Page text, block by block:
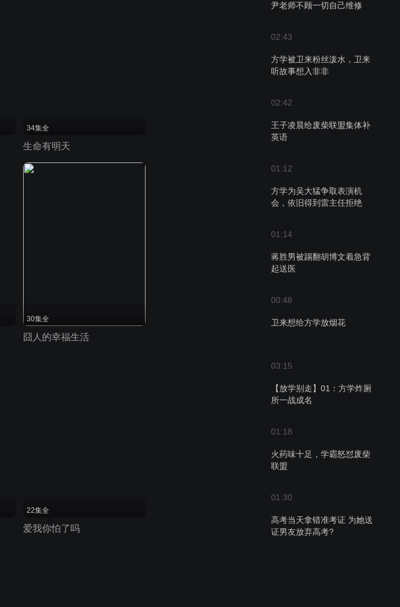
尹老师不顾一切自己维修
02:43
方学被卫来粉丝泼水，卫来
听故事想入非非
02:42
王子凌晨给废柴联盟集体补
英语
01:12
方学为吴大猛争取表演机
会，依旧得到雷主任拒绝
01:14
蒋胜男被踢翻胡博文着急背
起送医
00:48
卫来想给方学放烟花
03:15
【放学别走】01：方学炸厕
所一战成名
01:18
火药味十足，学霸怒怼废柴
联盟
01:30
高考当天拿错准考证 为她送
证男友放弃高考?
34集全
生命有明天
30集全
囧人的幸福生活
22集全
爱我你怕了吗